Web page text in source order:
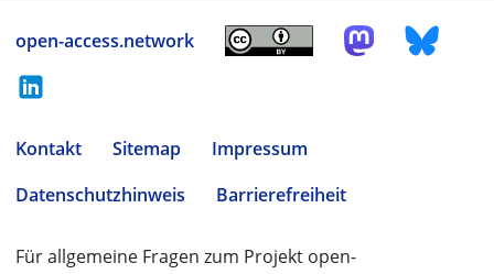
open-access.network
Kontakt Sitemap
Impressum
Datenschutzhinweis
Barrierefreiheit
Für allgemeine Fragen zum Projekt open-